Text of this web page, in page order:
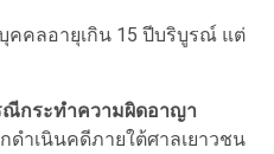
คลอายุเกิน 15 ปีบริบูรณ์ แต่
กระทำความผิดอาญา
ดำเนินคดีภายใต้ศาลเยาวชน